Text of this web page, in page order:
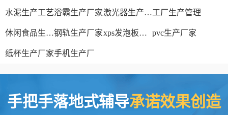
水泥生产工艺浴霸生产厂家 激光器生产厂家工厂生产管理
休闲食品生产线钢轨生产厂家 xps发泡板材生产线 pvc生产厂家
纸杯生产厂家手机生产厂
手把手落地式辅导承诺效果创造